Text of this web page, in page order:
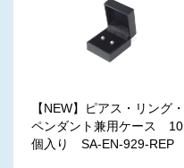
【NEW】ピアス・リング・
ペンダント兼用ケース 10
個入り SA-EN-929-REP